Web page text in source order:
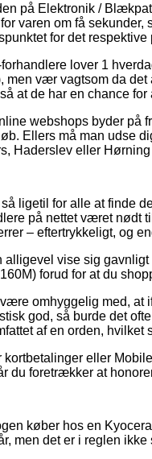
på Elektronik /
varen om få
for det respektive
lover 1
men vær vagtsom da
at de har en chance for
webshops byder på
Ellers må man udse
Haderslev eller
så ligetil for alle at finde
på nettet været nødt
– eftertrykkeligt, og
alligevel vise sig
forud for at du
omhyggelig med, at
god, så burde det
af en orden,
kortbetalinger eller
du foretrækker at
køber hos en
men det er i reglen